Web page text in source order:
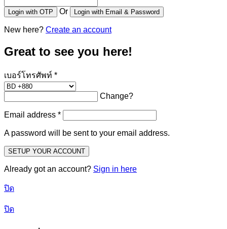
Login with OTP Or Login with Email & Password
New here? Create an account
Great to see you here!
เบอร์โทรศัพท์ *
Change?
Email address *
A password will be sent to your email address.
SETUP YOUR ACCOUNT
Already got an account? Sign in here
ปิด
ปิด